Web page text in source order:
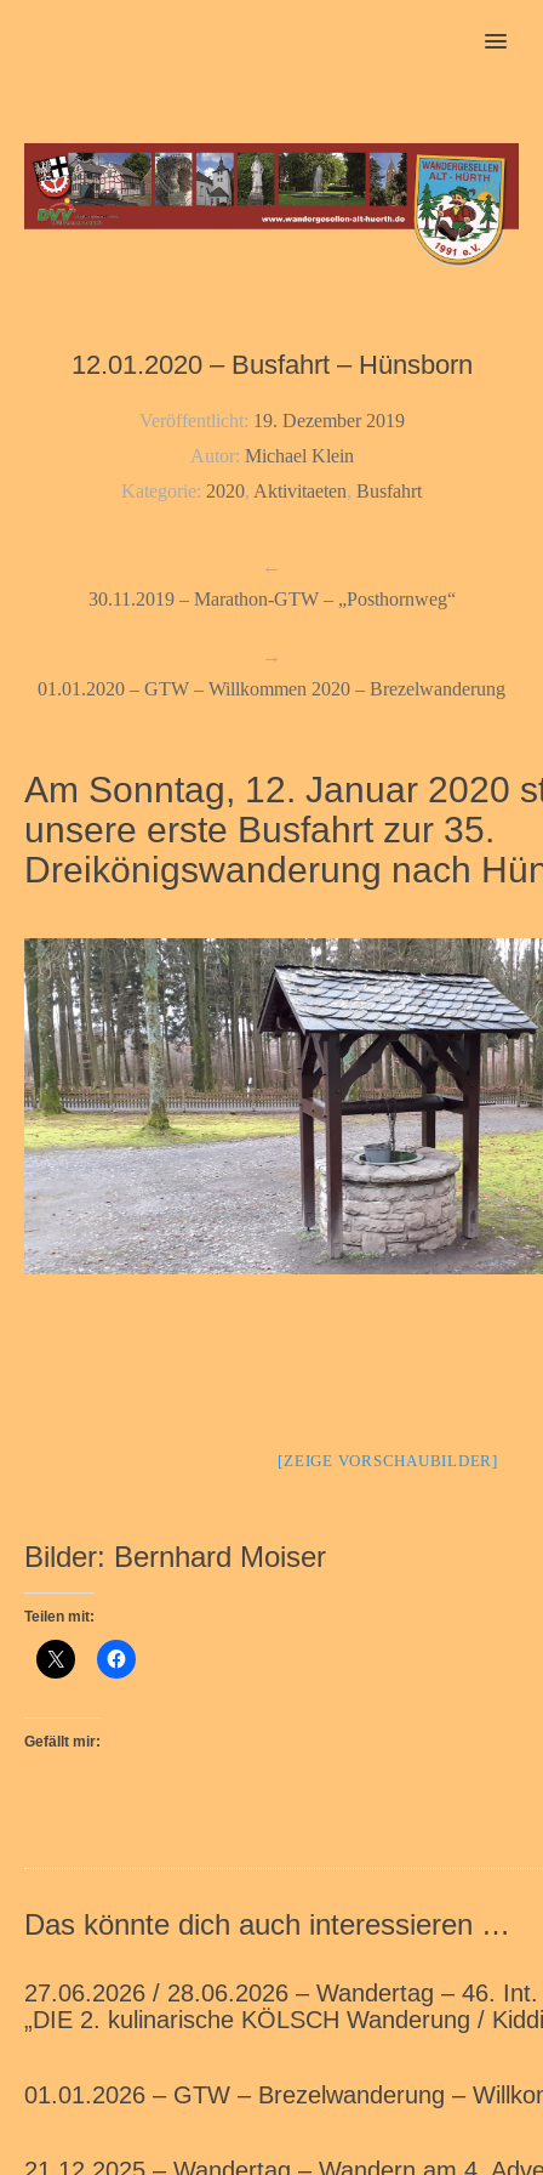
MENU
Am Sonntag, 12. Januar 2020
unsere erste Busfahrt zur 35.
Dreikönigswanderung nach
[ZEIGE VORSCHAUBILDER]
Bilder: Bernhard Moiser
Teilen mit:
Gefällt mir:
Das könnte dich auch interessieren …
27.06.2026 / 28.06.2026 – Wandertag – 46.
„DIE 2. kulinarische KÖLSCH Wanderung /
01.01.2026 – GTW – Brezelwanderung –
21.12.2025 – Wandertag – Wandern am 4.
12.01.2020 – Busfahrt – Hünsborn
Veröffentlicht: 19. Dezember 2019
Autor: Michael Klein
Kategorie: 2020, Aktivitaeten, Busfahrt
←
30.11.2019 – Marathon-GTW – „Posthornweg“
→
01.01.2020 – GTW – Willkommen 2020 – Brezelwanderung